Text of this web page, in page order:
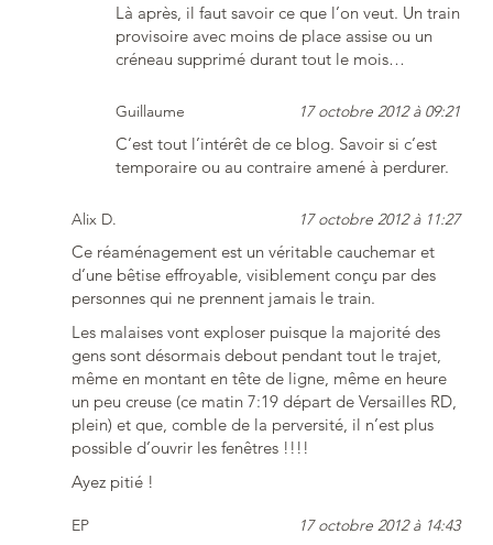
Là après, il faut savoir ce que l’on veut. Un train
provisoire avec moins de place assise ou un
créneau supprimé durant tout le mois…
Guillaume 17 octobre 2012 à 09:21
C’est tout l’intérêt de ce blog. Savoir si c’est
temporaire ou au contraire amené à perdurer.
Alix D. 17 octobre 2012 à 11:27
Ce réaménagement est un véritable cauchemar et
d’une bêtise effroyable, visiblement conçu par des
personnes qui ne prennent jamais le train.
Les malaises vont exploser puisque la majorité des
gens sont désormais debout pendant tout le trajet,
même en montant en tête de ligne, même en heure
un peu creuse (ce matin 7:19 départ de Versailles RD,
plein) et que, comble de la perversité, il n’est plus
possible d’ouvrir les fenêtres !!!!
Ayez pitié !
EP 17 octobre 2012 à 14:43